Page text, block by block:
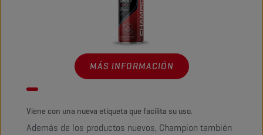
MÁS INFORMACIÓN
Viene con una nueva etiqueta que facilita su uso.
Además de los productos nuevos, Champion también